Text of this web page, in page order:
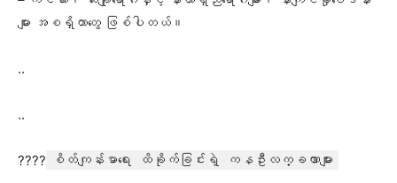
များ အစရှိတာတွေ ဖြစ်ပါတယ်။
..
..
???? စိတ်ကျန်းမာ‌ရေး ထိခိုက်ခြင်းရဲ့ ကနဦးလက္ခဏာများ